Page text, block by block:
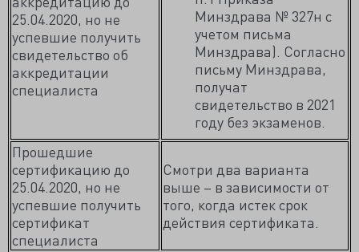
25.04.2020, но не
успевшие получить
свидетельство об
аккредитации
специалиста
Минздрава № 327н с
учетом письма
Минздрава). Согласно
письму Минздрава,
получат
свидетельство в 2021
году без экзаменов.
Прошедшие
сертификацию до
25.04.2020, но не
успевшие получить
сертификат
специалиста
Смотри два варианта
выше – в зависимости от
того, когда истек срок
действия сертификата.